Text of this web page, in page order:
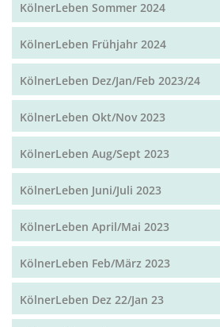
KölnerLeben Sommer 2024
KölnerLeben Frühjahr 2024
KölnerLeben Dez/Jan/Feb 2023/24
KölnerLeben Okt/Nov 2023
KölnerLeben Aug/Sept 2023
KölnerLeben Juni/Juli 2023
KölnerLeben April/Mai 2023
KölnerLeben Feb/März 2023
KölnerLeben Dez 22/Jan 23